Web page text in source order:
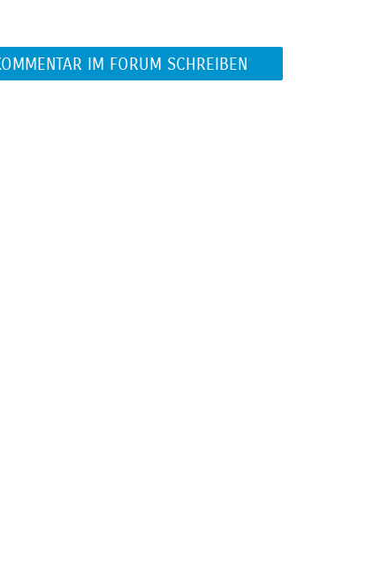
IM FORUM SCHREIBEN